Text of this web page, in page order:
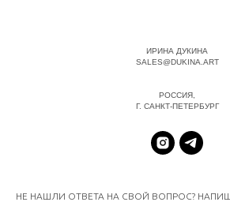
ИРИНА ДУКИНА
SALES@DUKINA.ART
РОССИЯ,
Г. САНКТ-ПЕТЕРБУРГ
НЕ НАШЛИ ОТВЕТА НА СВОЙ ВОПРОС?